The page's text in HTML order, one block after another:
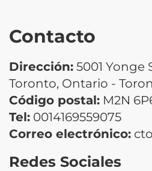
Contacto
Dirección: 5001 Yonge
Toronto, Ontario -
Código postal: M2N
Tel: 0014169559075
Correo electrónico:
Redes Sociales